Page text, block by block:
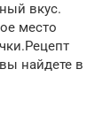
вкус.
место
найдете в